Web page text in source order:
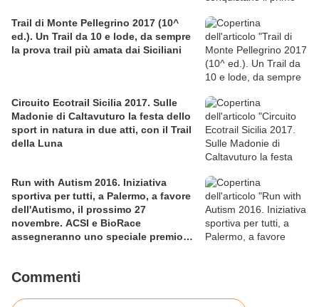
Trail di Monte Pellegrino 2017 (10^
ed.). Un Trail da 10 e lode, da sempre
la prova trail più amata dai Siciliani
Circuito Ecotrail Sicilia 2017. Sulle
Madonie di Caltavuturo la festa dello
sport in natura in due atti, con il Trail
della Luna
Run with Autism 2016. Iniziativa
sportiva per tutti, a Palermo, a favore
dell'Autismo, il prossimo 27
novembre. ACSI e BioRace
assegneranno uno speciale premio
Commenti